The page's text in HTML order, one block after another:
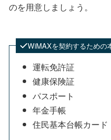
のを用意しましょう。
WiMAXを契約するための
運転免許証
健康保険証
パスポート
年金手帳
住民基本台帳カード